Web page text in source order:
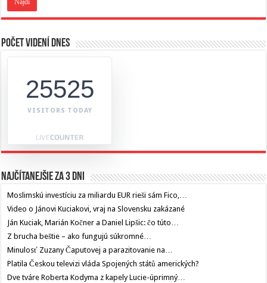
Počet videní dnes
25525
VISITORS TODAY
Najčítanejšie za 3 dni
Moslimskú investíciu za miliardu EUR rieši sám Fico,…
Video o Jánovi Kuciakovi, vraj na Slovensku zakázané
Ján Kuciak, Marián Kočner a Daniel Lipšic: čo túto…
Z brucha beštie – ako fungujú súkromné…
Minulosť Zuzany Čaputovej a parazitovanie na…
Platila Českou televizi vláda Spojených států amerických?
Dve tváre Roberta Kodyma z kapely Lucie-úprimný…